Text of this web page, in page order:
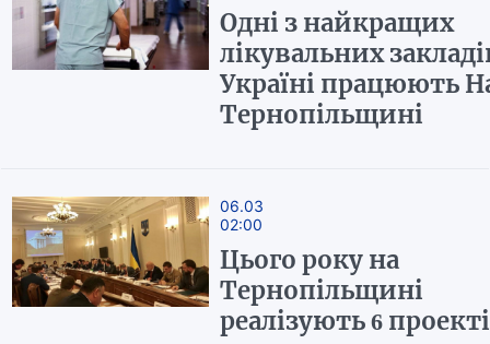
Одні з найкращих
лікувальних
Україні працюють
Тернопільщині
06.03
02:00
Цього року на
Тернопільщині
реалізують 6